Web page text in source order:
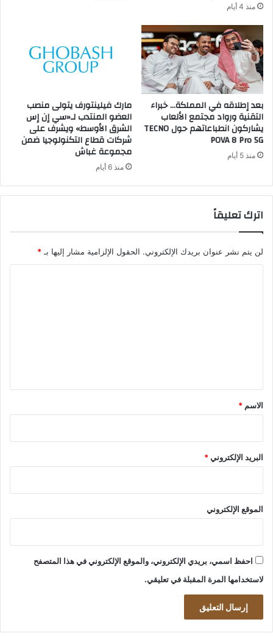
منذ 4 أيام
بعد إطلاقه في المملكة… خبراء
التقنية ورواد مجتمع الألعاب
يشاركون انطباعاتهم حول TECNO
POVA 8 Pro 5G
منذ 5 أيام
مارك فيلينتورف يتولى منصب
العضو المنتدب لـ«سي إن إس
الشرق الأوسط» ويشرف على
شركات قطاع التكنولوجيا ضمن
مجموعة غباش
منذ 6 أيام
اترك تعليقاً
لن يتم نشر عنوان بريدك الإلكتروني. الحقول الإلزامية مشار إليها بـ *
*
الاسم *
البريد الإلكتروني*
الموقع الإلكتروني
احفظ اسمي، بريدي الإلكتروني، والموقع الإلكتروني في هذا المتصفح
لاستخدامها المرة المقبلة في تعليقي.